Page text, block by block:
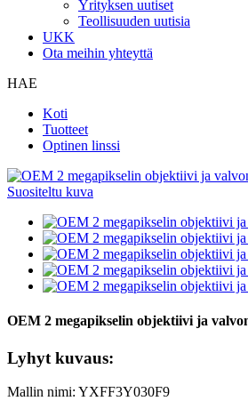
Yrityksen uutiset
Teollisuuden uutisia
UKK
Ota meihin yhteyttä
HAE
Koti
Tuotteet
Optinen linssi
OEM 2 megapikselin objektiivi ja
Lyhyt kuvaus:
Mallin nimi: YXFF3Y030F9